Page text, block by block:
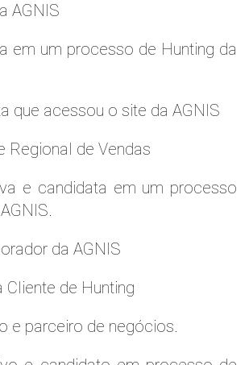
AGNIS
em um processo de Hunting da
que acessou o site da AGNIS
Regional de Vendas
e candidata em um processo
da AGNIS
Cliente de Hunting
e parceiro de negócios.